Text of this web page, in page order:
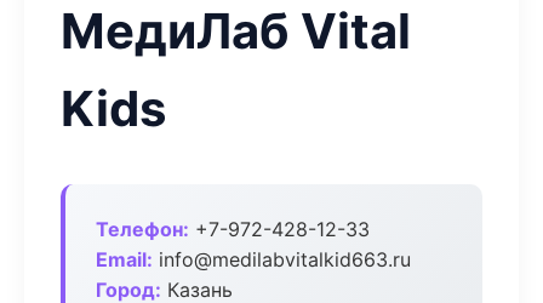
МедиЛаб Vital
Kids
Телефон: +7-972-428-12-33
Email: info@medilabvitalkid663.ru
Город: Казань